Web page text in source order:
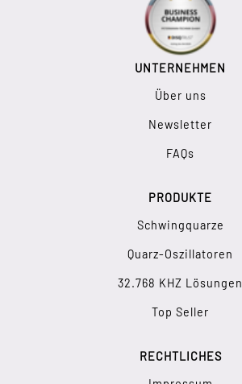
UNTERNEHMEN
Über uns
Newsletter
FAQs
PRODUKTE
Schwingquarze
Quarz-Oszillatoren
32.768 KHZ Lösungen
Top Seller
RECHTLICHES